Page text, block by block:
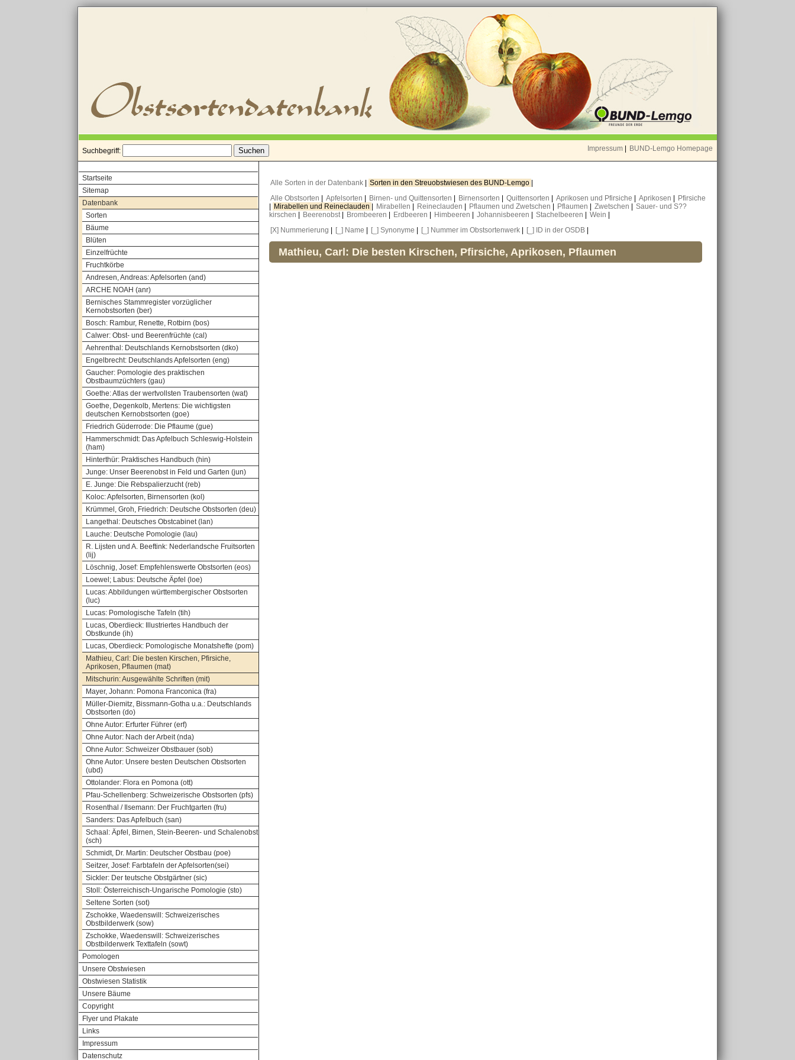
Suchbegriff: Impressum BUND-Lemgo Homepage
Startseite
Sitemap
Datenbank
Sorten
Bäume
Blüten
Einzelfrüchte
Fruchtkörbe
Andresen, Andreas: Apfelsorten (and)
ARCHE NOAH (anr)
Bernisches Stammregister vorzüglicher
Kernobstsorten (ber)
Bosch: Rambur, Renette, Rotbirn (bos)
Calwer: Obst- und Beerenfrüchte (cal)
Aehrenthal: Deutschlands Kernobstsorten (dko)
Engelbrecht: Deutschlands Apfelsorten (eng)
Gaucher: Pomologie des praktischen
Obstbaumzüchters (gau)
Goethe: Atlas der wertvollsten Traubensorten (wat)
Goethe, Degenkolb, Mertens: Die wichtigsten
deutschen Kernobstsorten (goe)
Friedrich Güderrode: Die Pflaume (gue)
Hammerschmidt: Das Apfelbuch Schleswig-Holstein
(ham)
Hinterthür: Praktisches Handbuch (hin)
Junge: Unser Beerenobst in Feld und Garten (jun)
E. Junge: Die Rebspalierzucht (reb)
Koloc: Apfelsorten, Birnensorten (kol)
Krümmel, Groh, Friedrich: Deutsche Obstsorten (deu)
Langethal: Deutsches Obstcabinet (lan)
Lauche: Deutsche Pomologie (lau)
R. Lijsten und A. Beeftink: Nederlandsche Fruitsorten
(lij)
Löschnig, Josef: Empfehlenswerte Obstsorten (eos)
Loewel; Labus: Deutsche Äpfel (loe)
Lucas: Abbildungen württembergischer Obstsorten
(luc)
Lucas: Pomologische Tafeln (tih)
Lucas, Oberdieck: Illustriertes Handbuch der
Obstkunde (ih)
Lucas, Oberdieck: Pomologische Monatshefte (pom)
Mathieu, Carl: Die besten Kirschen, Pfirsiche,
Aprikosen, Pflaumen (mat)
Mitschurin: Ausgewählte Schriften (mit)
Mayer, Johann: Pomona Franconica (fra)
Müller-Diemitz, Bissmann-Gotha u.a.: Deutschlands
Obstsorten (do)
Ohne Autor: Erfurter Führer (erf)
Ohne Autor: Nach der Arbeit (nda)
Ohne Autor: Schweizer Obstbauer (sob)
Ohne Autor: Unsere besten Deutschen Obstsorten
(ubd)
Ottolander: Flora en Pomona (ott)
Pfau-Schellenberg: Schweizerische Obstsorten (pfs)
Rosenthal / Ilsemann: Der Fruchtgarten (fru)
Sanders: Das Apfelbuch (san)
Schaal: Äpfel, Birnen, Stein-Beeren- und Schalenobst
(sch)
Schmidt, Dr. Martin: Deutscher Obstbau (poe)
Seitzer, Josef: Farbtafeln der Apfelsorten(sei)
Sickler: Der teutsche Obstgärtner (sic)
Stoll: Österreichisch-Ungarische Pomologie (sto)
Seltene Sorten (sot)
Zschokke, Waedenswill: Schweizerisches
Obstbilderwerk (sow)
Zschokke, Waedenswill: Schweizerisches
Obstbilderwerk Texttafeln (sowt)
Pomologen
Unsere Obstwiesen
Obstwiesen Statistik
Unsere Bäume
Copyright
Flyer und Plakate
Links
Impressum
Datenschutz
Alle Sorten in der Datenbank Sorten in den Streuobstwiesen des BUND-Lemgo
Alle Obstsorten
Apfelsorten Birnen- und Quittensorten Birnensorten Quittensorten Aprikosen und Pfirsiche Aprikosen
Pfirsiche
Mirabellen und Reineclauden Mirabellen Reineclauden Pflaumen und Zwetschen Pflaumen Zwetschen
Sauer- und S??
kirschen
Beerenobst Brombeeren Erdbeeren Himbeeren Johannisbeeren Stachelbeeren Wein
[X] Nummerierung
[_] Name [_] Synonyme [_] Nummer im Obstsortenwerk [_] ID in der OSDB
Mathieu, Carl: Die besten Kirschen, Pfirsiche, Aprikosen, Pflaumen